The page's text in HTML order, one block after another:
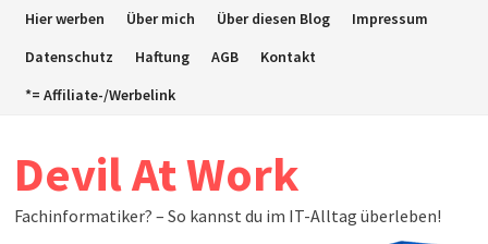
ZumHier werben Über mich Über diesen Blog
Impressum
Datenschutz
Haftung AGB
Kontakt
*= Affiliate-/Werbelink
Devil At Work
Fachinformatiker? – So kannst du im IT-Alltag überleben!